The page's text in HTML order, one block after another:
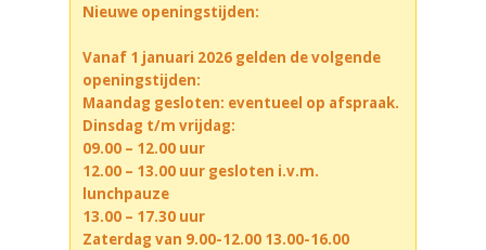
Nieuwe openingstijden:
Vanaf 1 januari 2026 gelden de volgende
openingstijden:
Maandag gesloten: eventueel op afspraak.
Dinsdag t/m vrijdag:
09.00 – 12.00 uur
12.00 – 13.00 uur gesloten i.v.m.
lunchpauze
13.00 – 17.30 uur
Zaterdag van 9.00-12.00 13.00-16.00